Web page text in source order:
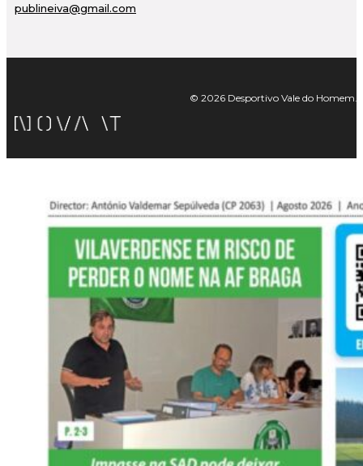
publineiva@gmail.com
© 2026 Desportivo Vale do Homem.